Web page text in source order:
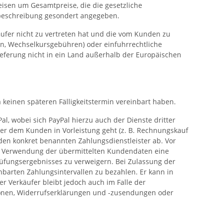
um Gesamtpreise, die die gesetzliche
gesondert angegeben.
nicht zu vertreten hat und die vom Kunden zu
Wechselkursgebühren) oder einfuhrrechtliche
nicht in ein Land außerhalb der Europäischen
späteren Fälligkeitstermin vereinbart haben.
wobei sich PayPal hierzu auch der Dienste dritter
dem Kunden in Vorleistung geht (z. B. Rechnungskauf
konkret benannten Zahlungsdienstleister ab. Vor
der übermittelten Kundendaten eine
zu verweigern. Bei Zulassung der
Zahlungsintervallen zu bezahlen. Er kann in
Verkäufer bleibt jedoch auch im Falle der
Widerrufserklärungen und -zusendungen oder